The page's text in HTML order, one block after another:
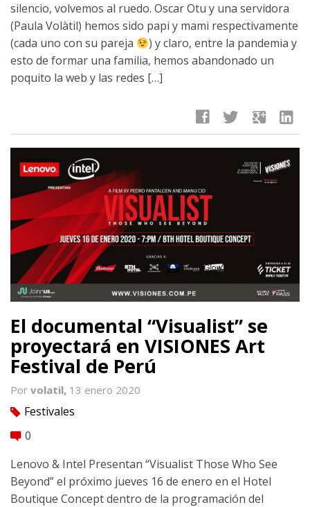
silencio, volvemos al ruedo. Oscar Otu y una servidora
(Paula Volàtil) hemos sido papi y mami respectivamente
(cada uno con su pareja
) y claro, entre la pandemia y
esto de formar una familia, hemos abandonado un
poquito la web y las redes […]
facebook twitter google linkedin
El documental “Visualist” se
proyectará en VISIONES Art
Festival de Perú
Por volatil, 13 enero 2020
tag Festivales
comment 0
Lenovo & Intel Presentan “Visualist Those Who See
Beyond” el próximo jueves 16 de enero en el Hotel
Boutique Concept dentro de la programación del